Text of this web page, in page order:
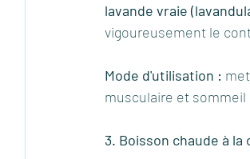
lavande vraie
vigoureusement le
Mode d'utilisation :
musculaire et sommeil
3. Boisson chaude à la